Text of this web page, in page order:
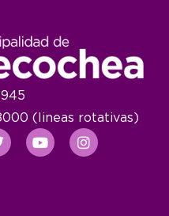
(lineas rotativas)